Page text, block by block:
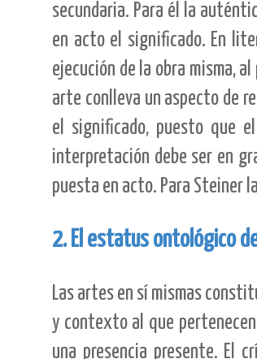
secundaria. Para él la
en acto el significado. En
ejecución de la obra misma,
arte conlleva un aspecto de
el significado, puesto que
interpretación debe ser en
puesta en acto. Para Steiner
2. El estatus ontológico
Las artes en sí mismas
y contexto al que
una presencia presente. El